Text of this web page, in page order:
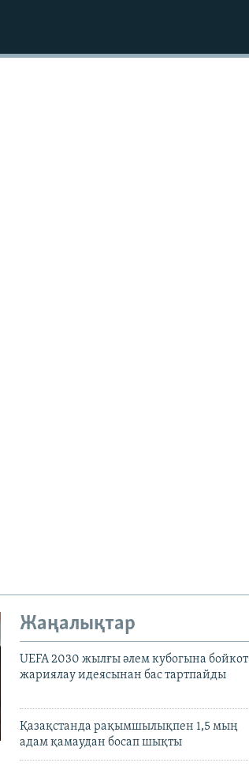
Жаңалықтар
UEFA 2030 жылғы әлем кубогына бойкот
жариялау идеясынан бас тартпайды
Қазақстанда рақымшылықпен 1,5 мың
адам қамаудан босап шықты